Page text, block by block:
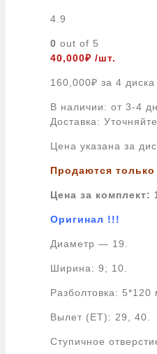
4.9
0 out of 5
40,000₽ /шт.
160,000₽ за 4 диска
В наличии: от 3-4
Доставка: Уточняйте
Цена указана за
Продаются
Цена за комплект:
Оригинал !!!
Диаметр — 19.
Ширина: 9; 10.
Разболтовка: 5*120
Вылет (ET): 29, 40.
Ступичное